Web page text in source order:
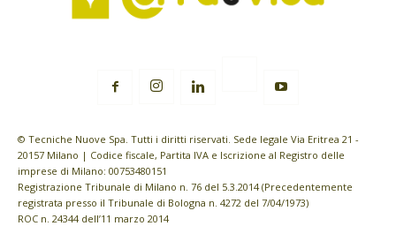
© Tecniche Nuove Spa. Tutti i diritti riservati. Sede legale Via Eritrea 21 -
20157 Milano | Codice fiscale, Partita IVA e Iscrizione al Registro delle
imprese di Milano: 00753480151
Registrazione Tribunale di Milano n. 76 del 5.3.2014 (Precedentemente
registrata presso il Tribunale di Bologna n. 4272 del 7/04/1973)
ROC n. 24344 dell’11 marzo 2014